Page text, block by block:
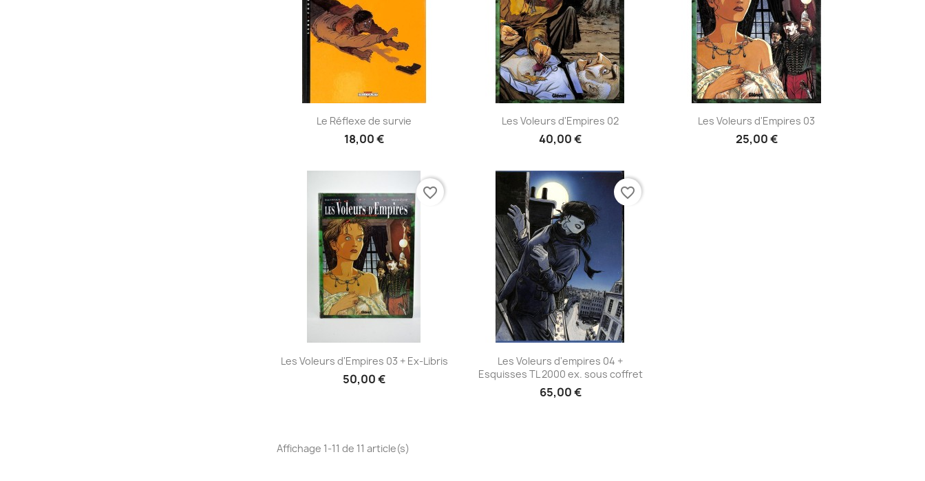
Aperçu rapide
Le Réflexe de survie
18,00 €
Aperçu rapide
Les Voleurs d'Empires 02
40,00 €
Aperçu rapide
Les Voleurs d'Empires 03
25,00 €
Aperçu rapide
Les Voleurs d'Empires 03 + Ex-Libris
50,00 €
favorite_border
Aperçu rapide
Les Voleurs d'empires 04 +
Esquisses TL 2000 ex. sous coffret
65,00 €
favorite_border
Affichage 1-11 de 11 article(s)